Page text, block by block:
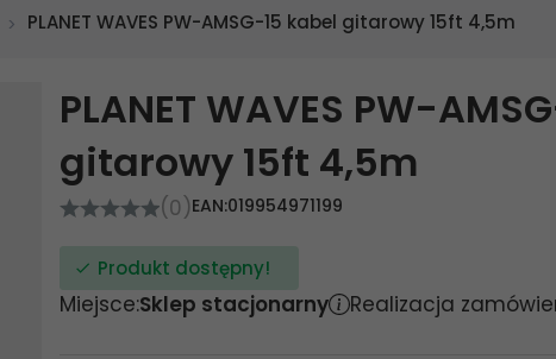
PLANET WAVES PW-AMSG-15 kabel gitarowy 15ft 4,5m
PLANET WAVES PW-
gitarowy 15ft 4,5m
(0)EAN:019954971199
Produkt dostępny!
Miejsce:Sklep stacjonarny Realizacja